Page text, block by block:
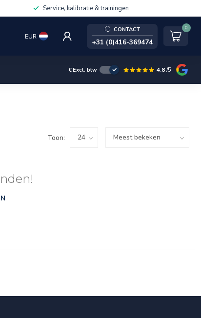
Service, kalibratie & trainingen
EUR
CONTACT
+31 (0)416-369474
0
€Excl. btw 4.8/5
Toon: